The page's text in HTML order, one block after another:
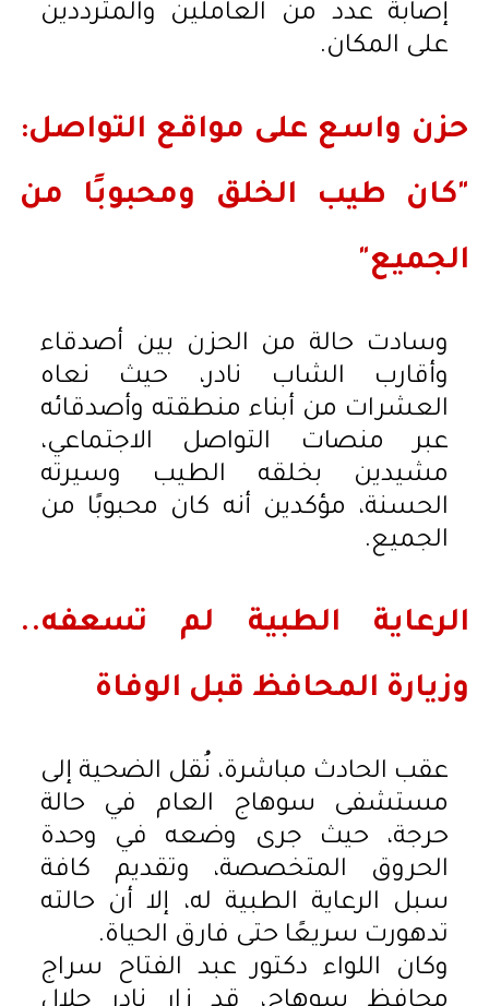
إصابة عدد من العاملين والمترددين
على المكان.
حزن واسع على مواقع التواصل:
"كان طيب الخلق ومحبوبًا من
الجميع"
وسادت حالة من الحزن بين أصدقاء
وأقارب الشاب نادر، حيث نعاه
العشرات من أبناء منطقته وأصدقائه
عبر منصات التواصل الاجتماعي،
مشيدين بخلقه الطيب وسيرته
الحسنة، مؤكدين أنه كان محبوبًا من
الجميع.
الرعاية الطبية لم تسعفه..
وزيارة المحافظ قبل الوفاة
عقب الحادث مباشرة، نُقل الضحية إلى
مستشفى سوهاج العام في حالة
حرجة، حيث جرى وضعه في وحدة
الحروق المتخصصة، وتقديم كافة
سبل الرعاية الطبية له، إلا أن حالته
تدهورت سريعًا حتى فارق الحياة.
وكان اللواء دكتور عبد الفتاح سراج